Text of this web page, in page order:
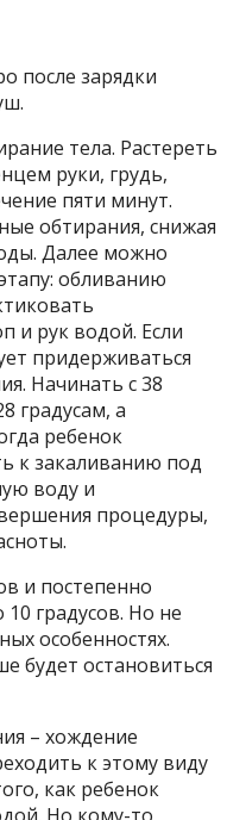
после зарядки
тела. Растереть
руки, грудь,
пяти минут.
обтирания, снижая
Далее можно
обливанию
и рук водой. Если
придерживаться
Начинать с 38
градусам, а
ребенок
к закаливанию под
воду и
процедуры,
и постепенно
градусов. Но не
особенностях.
будет остановиться
– хождение
к этому виду
как ребенок